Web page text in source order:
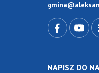
NAPISZ DO